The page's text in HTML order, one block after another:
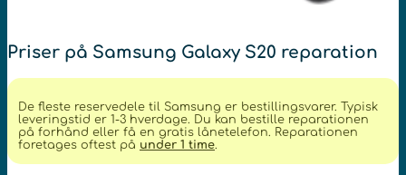
Priser på Samsung Galaxy S20 reparation
De fleste reservedele til Samsung er bestillingsvarer. Typisk
leveringstid er 1-3 hverdage. Du kan bestille reparationen
på forhånd eller få en gratis lånetelefon. Reparationen
foretages oftest på under 1 time.